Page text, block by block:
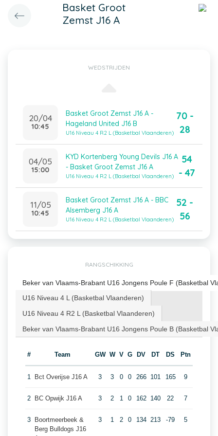
Basket Groot
Zemst J16 A
WEDSTRIJDEN
20/04
10:45
Basket Groot Zemst J16 A -
Hageland United J16 B
U16 Niveau 4 R2 L (Basketbal Vlaanderen)
70 -
28
04/05
15:00
KYD Kortenberg Young Devils J16 A
- Basket Groot Zemst J16 A
U16 Niveau 4 R2 L (Basketbal Vlaanderen)
54
- 47
11/05
10:45
Basket Groot Zemst J16 A - BBC
Alsemberg J16 A
U16 Niveau 4 R2 L (Basketbal Vlaanderen)
52 -
56
RANGSCHIKKING
Beker van Vlaams-Brabant U16 Jongens Poule F (Basketbal
U16 Niveau 4 L (Basketbal Vlaanderen)
U16 Niveau 4 R2 L (Basketbal Vlaanderen)
Beker van Vlaams-Brabant U16 Jongens Poule B (Basketbal
# Team GW W V G DV DT DS Ptn
1 Bct Overijse J16 A 3 3 0 0 266 101 165 9
2 BC Opwijk J16 A 3 2 1 0 162 140 22 7
3
Boortmeerbeek &
Berg Bulldogs J16
3 1 2 0 134 213 -79 5